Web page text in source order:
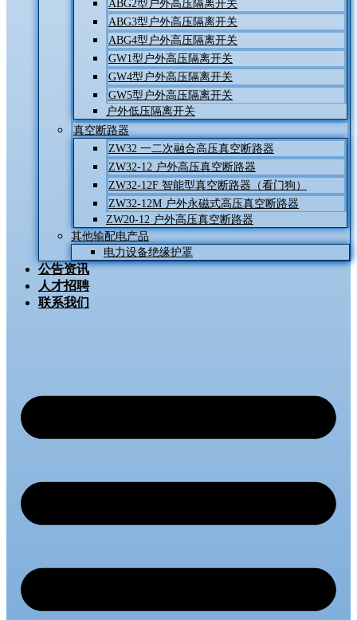
ABG2型户外高压隔离开关
ABG3型户外高压隔离开关
ABG4型户外高压隔离开关
GW1型户外高压隔离开关
GW4型户外高压隔离开关
GW5型户外高压隔离开关
户外低压隔离开关
真空断路器
ZW32 一二次融合高压真空断路器
ZW32-12 户外高压真空断路器
ZW32-12F 智能型真空断路器（看门狗）
ZW32-12M 户外永磁式高压真空断路器
ZW20-12 户外高压真空断路器
其他输配电产品
电力设备绝缘护罩
公告资讯
人才招聘
联系我们